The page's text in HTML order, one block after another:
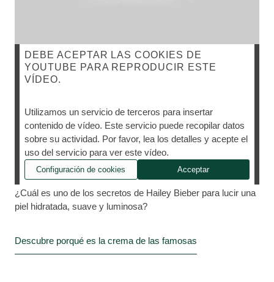
DEBE ACEPTAR LAS COOKIES DE
YOUTUBE PARA REPRODUCIR ESTE
VÍDEO.
Utilizamos un servicio de terceros para insertar
contenido de vídeo. Este servicio puede recopilar datos
sobre su actividad. Por favor, lea los detalles y acepte el
uso del servicio para ver este vídeo.
Configuración de cookies Acceptar
CELEBRITIES Y ARTISTAS COMO VICTORIA
BECKAM, HAILEY BIEBER, RIHANNA, ADELE,
DEMI MOORE, JULIA ROBERTS, HELENA
CHRISTENSEN Y ALEXA CHUNG, ENTRE
OTRAS.
¿Cuál es uno de los secretos de Hailey Bieber para lucir una
piel hidratada, suave y luminosa?
Descubre porqué es la crema de las famosas